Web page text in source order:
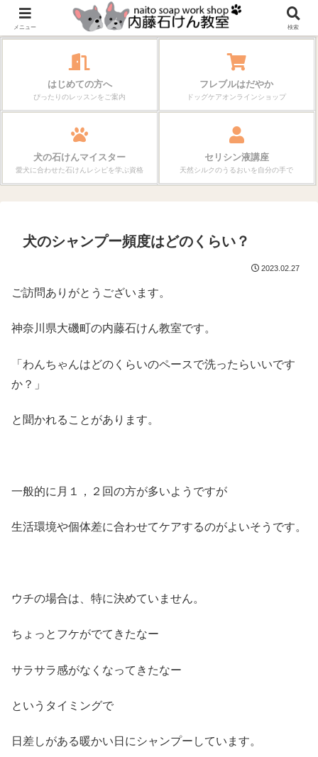
作る楽しさが、毎日の暮らしを変えていく。
はじめての方へ
ぴったりのレッスンをご案内
フレブルはだやか
ドッグケアオンラインショップ
犬の石けんマイスター
愛犬に合わせた石けんレシピを学ぶ資格
セリシン液講座
天然シルクのうるおいを自分の手で
犬のシャンプー頻度はどのくらい？
2023.02.27
ご訪問ありがとうございます。
神奈川県大磯町の内藤石けん教室です。
「わんちゃんはどのくらいのペースで洗ったらいいです
か？」
と聞かれることがあります。
一般的に月１，２回の方が多いようですが
生活環境や個体差に合わせてケアするのがよいそうです。
ウチの場合は、特に決めていません。
ちょっとフケがでてきたなー
サラサラ感がなくなってきたなー
というタイミングで
日差しがある暖かい日にシャンプーしています。
メニュー 検索